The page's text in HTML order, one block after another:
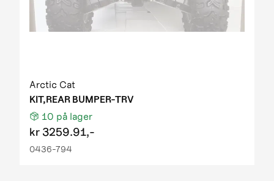
Arctic Cat
KIT,REAR BUMPER-TRV
10 på lager
kr 3259.91,-
0436-794